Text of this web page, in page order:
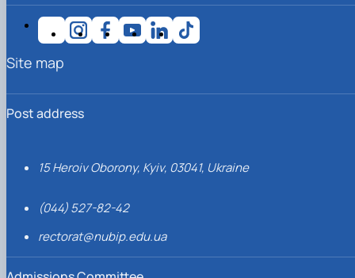
Post address
15 Heroiv Oborony, Kyiv, 03041, Ukraine
(044) 527-82-42
rectorat@nubip.edu.ua
Site map